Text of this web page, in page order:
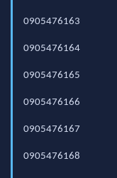
0905476163
0905476164
0905476165
0905476166
0905476167
0905476168